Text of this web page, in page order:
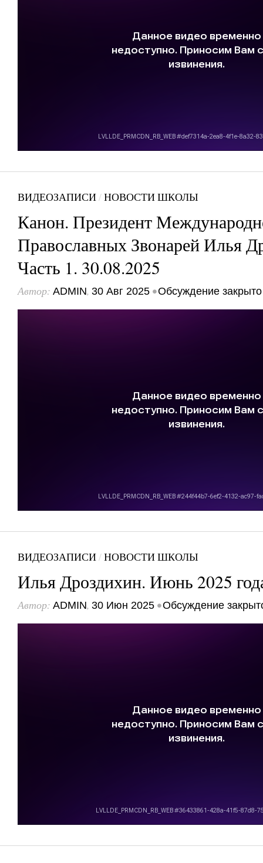
ВИДЕОЗАПИСИ/НОВОСТИ ШКОЛЫ
Канон. Президент
Православных Звонарей Илья
Часть 1. 30.08.2025
Автор: ADMIN, 30 Авг 2025 •Обсуждение закрыто
ВИДЕОЗАПИСИ/НОВОСТИ ШКОЛЫ
Илья Дроздихин. Июнь 2025
Автор: ADMIN, 30 Июн 2025 •Обсуждение